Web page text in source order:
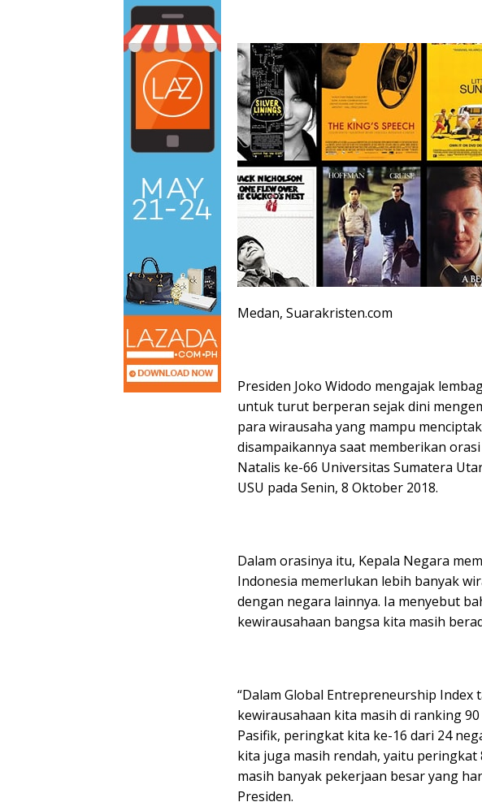
Medan, Suarakristen.com
Presiden Joko Widodo mengajak
untuk turut berperan sejak dini
para wirausaha yang mampu
disampaikannya saat memberikan
Natalis ke-66 Universitas Sumatera
USU pada Senin, 8 Oktober 2018.
Dalam orasinya itu, Kepala Negara
Indonesia memerlukan lebih banyak
dengan negara lainnya. Ia menyebut
kewirausahaan bangsa kita masih
“Dalam Global Entrepreneurship Index
kewirausahaan kita masih di ranking
Pasifik, peringkat kita ke-16 dari 24
kita juga masih rendah, yaitu peringkat
masih banyak pekerjaan besar yang
Presiden.